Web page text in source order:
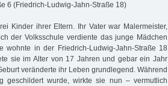
6 (Friedrich-Ludwig-Jahn-Straße 18)
Kinder ihrer Eltern. Ihr Vater war Malermeister,
der Volksschule verdiente das junge Mädchen
wohnte in der Friedrich-Ludwig-Jahn-Straße 18
sie im Alter von 17 Jahren und gebar ein Jahr
veränderte ihr Leben grundlegend. Während
geschildert wurde, wirkte sie nun – vermutlich